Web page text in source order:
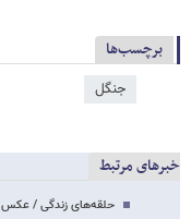
برچسب‌ها
جنگل
خبرهای مرتبط
حلقه‌های زندگی / عکس